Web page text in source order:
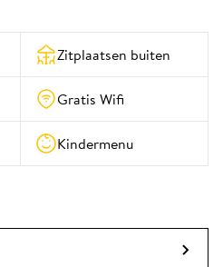
Zitplaatsen buiten
Gratis Wifi
Kindermenu